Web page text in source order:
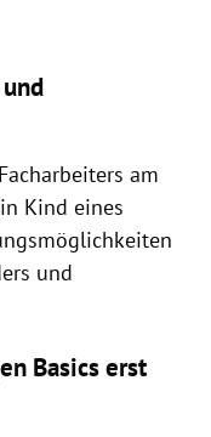
am
Kind eines
und
Basics erst